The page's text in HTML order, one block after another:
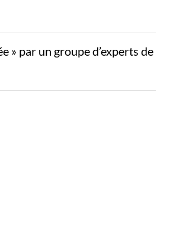
» par un groupe d’experts de